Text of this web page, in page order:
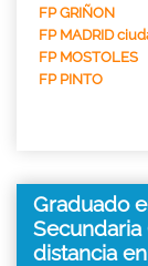
FP GRIÑON
FP MADRID
FP MOSTOLES
FP PINTO
Graduado
Secundaria
distancia